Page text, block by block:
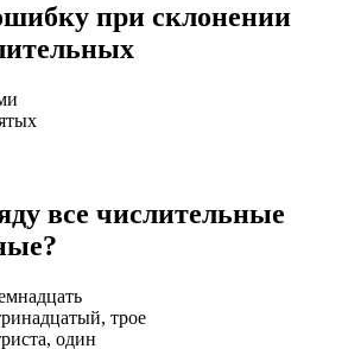
при склонении
все числительные
трое
один